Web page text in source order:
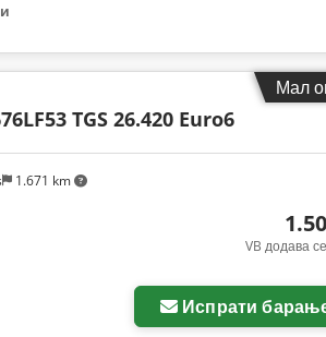
Мал
1.671 km
TGS 26.420 Euro6
VB додава
Испрати